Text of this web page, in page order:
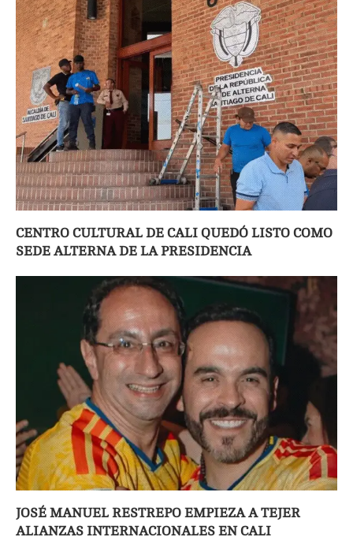
CENTRO CULTURAL DE CALI QUEDÓ LISTO COMO
SEDE ALTERNA DE LA PRESIDENCIA
JOSÉ MANUEL RESTREPO EMPIEZA A TEJER
ALIANZAS INTERNACIONALES EN CALI